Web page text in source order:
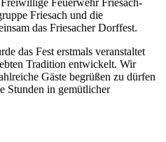
Friesach und die
das Friesacher Dorffest.
das Fest erstmals veranstaltet
Tradition entwickelt. Wir
Gäste begrüßen zu dürfen
Stunden in gemütlicher